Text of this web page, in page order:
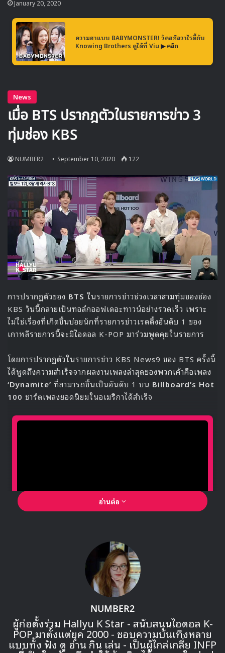
สำหรับการเปลี่ยนแปลงรูปแบบรายการกีฬาสีไอดอลในครั้งนี้มา
จากการปรับเปลี่ยนรูปแบบให้เหมาะสมกับนโยบายการเว้นระยะ
ห่างทางสังคมและลดการรวมตัวของคนจำนวนมากเพื่อป้องกัน
การแพร่ระบาดของ COVID-19 ซึ่งในการแข่งขัน eSports
สถานที่แข่งขันจะถูกออกแบบให้ผู้เข้าแข่งขันถูกแยกอยู่ในบูธ
ของแต่ละคน และจะจัดขึ้นในพื้นที่เปิดโล่งแทนที่การถ่ายทำใน
สตูดิโอ
คอยติดตามอัปเดตรายชื่อผู้เข้าแข่งขันในรายการIdol
Source1
ISAC2020
January 20, 2020
ความฮาแบบ BABYMONSTER! วัดสกิลวาไรตี้กับ
Knowing Brothers ดูได้ที่ Viu ▶ คลิก